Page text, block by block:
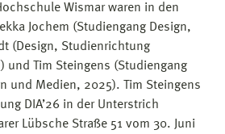
Wismar waren in den
Jochem (Studiengang Design,
(Design, Studienrichtung
und Tim Steingens (Studiengang
und Medien, 2025). Tim Steingens
DIA’26 in der Unterstrich
Lübsche Straße 51 vom 30. Juni